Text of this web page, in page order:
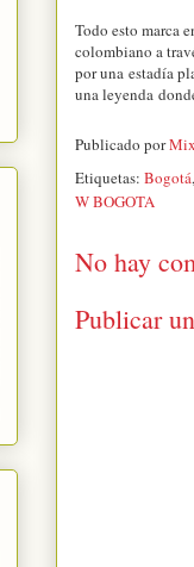
Todo esto marca
colombiano a
por una estadía
una leyenda
Publicado por
Etiquetas: Bogotá,
W BOGOTA
No hay
Publicar